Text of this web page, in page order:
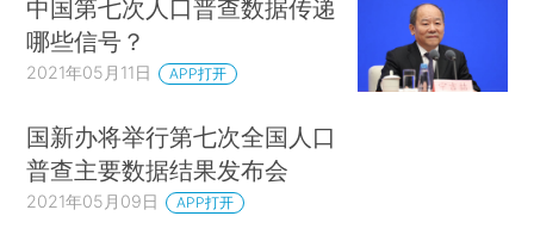
中国第七次人口普查数据传递
哪些信号？
2021年05月11日 APP打开
国新办将举行第七次全国人口
普查主要数据结果发布会
2021年05月09日 APP打开